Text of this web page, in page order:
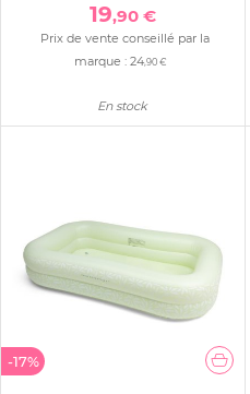
19,90 €
Prix de vente conseillé par la
marque : 24,90 €
En stock
-17%